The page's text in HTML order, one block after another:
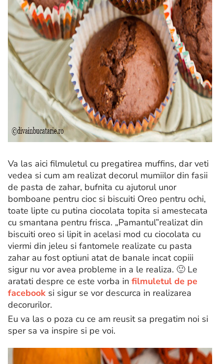
Va las aici filmuletul cu pregatirea muffins, dar veti
vedea si cum am realizat decorul mumiilor din fasii
de pasta de zahar, bufnita cu ajutorul unor
bomboane pentru cioc si biscuiti Oreo pentru ochi,
toate lipte cu putina ciocolata topita si amestecata
cu smantana pentru frisca. „Pamantul”realizat din
biscuiti oreo si lipit in acelasi mod cu ciocolata cu
viermi din jeleu si fantomele realizate cu pasta
zahar au fost optiuni atat de banale incat copiii
sigur nu vor avea probleme in a le realiza. 🙂 Le
aratati despre ce este vorba in filmuletul de pe
facebook si sigur se vor descurca in realizarea
decorurilor.
Eu va las o poza cu ce am reusit sa pregatim noi si
sper sa va inspire si pe voi.